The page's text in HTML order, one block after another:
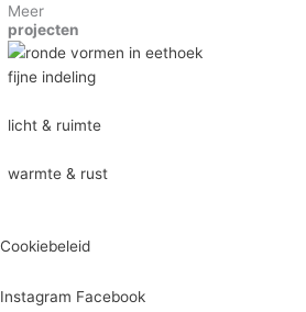
Meer
projecten
fijne indeling
licht & ruimte
warmte & rust
Cookiebeleid
Instagram Facebook